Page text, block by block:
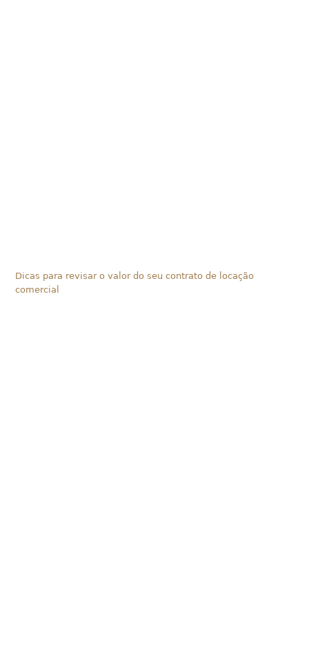
Dicas para revisar o valor do seu contrato de locação
comercial